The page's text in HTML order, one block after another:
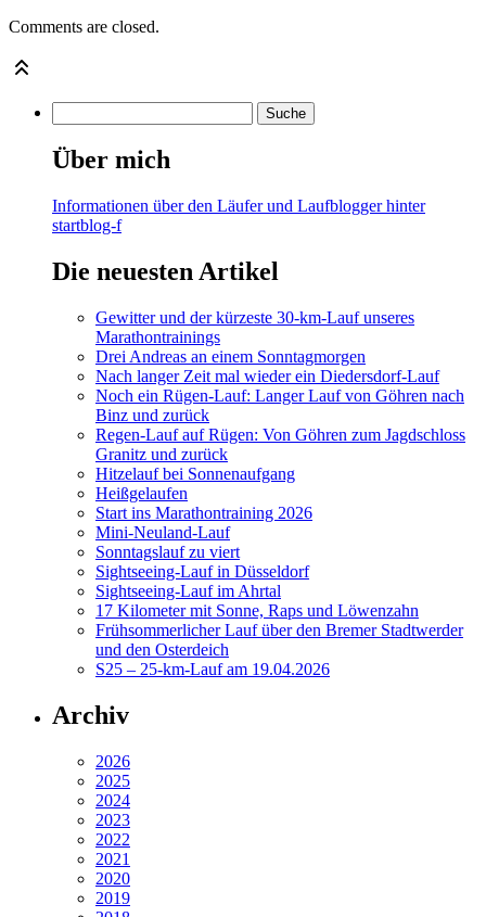
Comments are closed.
Über mich
Informationen über den Läufer und Laufblogger hinter
startblog-f
Die neuesten Artikel
Gewitter und der kürzeste 30-km-Lauf unseres
Marathontrainings
Drei Andreas an einem Sonntagmorgen
Nach langer Zeit mal wieder ein Diedersdorf-Lauf
Noch ein Rügen-Lauf: Langer Lauf von Göhren nach
Binz und zurück
Regen-Lauf auf Rügen: Von Göhren zum Jagdschloss
Granitz und zurück
Hitzelauf bei Sonnenaufgang
Heißgelaufen
Start ins Marathontraining 2026
Mini-Neuland-Lauf
Sonntagslauf zu viert
Sightseeing-Lauf in Düsseldorf
Sightseeing-Lauf im Ahrtal
17 Kilometer mit Sonne, Raps und Löwenzahn
Frühsommerlicher Lauf über den Bremer Stadtwerder
und den Osterdeich
S25 – 25-km-Lauf am 19.04.2026
Archiv
2026
2025
2024
2023
2022
2021
2020
2019